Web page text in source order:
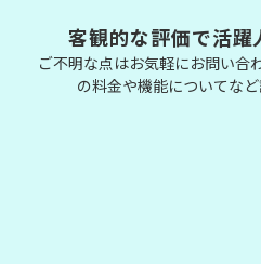
客観的な評価で活
ご不明な点はお気軽にお問い合
の料金や機能についてなど